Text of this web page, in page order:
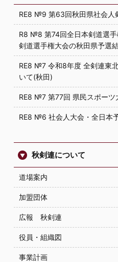
RE8 №9 第63回秋田県社会人
R8 №8 第74回全日本剣道選
剣道選手権大会の秋田県予選
RE8 №7 令和8年度 全剣連東
いて(秋田)
RE8 №7 第77回 県民スポーツ
RE8 №6 社会人大会・全日本
秋剣連について
道場案内
加盟団体
広報 秋剣連
役員・組織図
事業計画